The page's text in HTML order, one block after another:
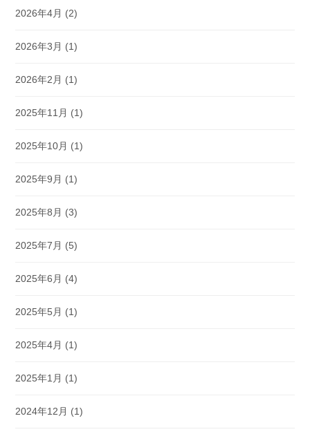
2026年4月 (2)
2026年3月 (1)
2026年2月 (1)
2025年11月 (1)
2025年10月 (1)
2025年9月 (1)
2025年8月 (3)
2025年7月 (5)
2025年6月 (4)
2025年5月 (1)
2025年4月 (1)
2025年1月 (1)
2024年12月 (1)